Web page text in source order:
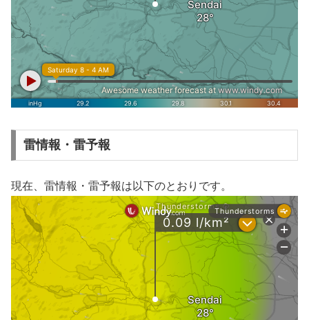
雷情報・雷予報
現在、雷情報・雷予報は以下のとおりです。